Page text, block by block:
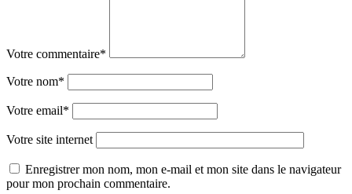
Votre commentaire*
Votre nom*
Votre email*
Votre site internet
Enregistrer mon nom, mon e-mail et mon site dans le navigateur
pour mon prochain commentaire.